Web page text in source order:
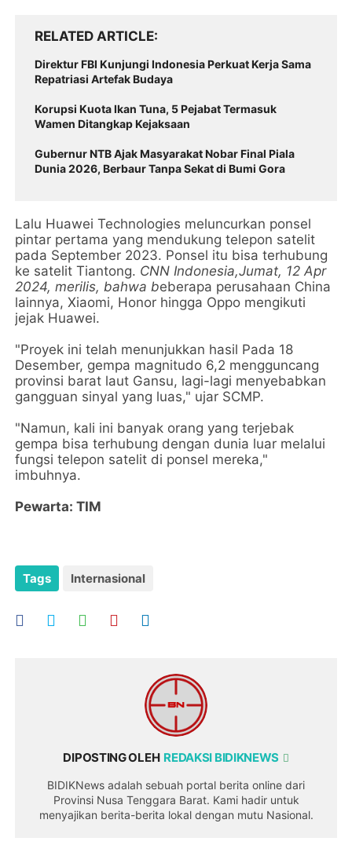
RELATED ARTICLE
Direktur FBI Kunjungi Indonesia Perkuat Kerja Sama
Repatriasi Artefak Budaya
Korupsi Kuota Ikan Tuna, 5 Pejabat Termasuk
Wamen Ditangkap Kejaksaan
Gubernur NTB Ajak Masyarakat Nobar Final Piala
Dunia 2026, Berbaur Tanpa Sekat di Bumi Gora
Lalu Huawei Technologies meluncurkan ponsel
pintar pertama yang mendukung telepon satelit
pada September 2023. Ponsel itu bisa terhubung
ke satelit Tiantong. CNN Indonesia,Jumat, 12 Apr
2024, merilis, bahwa beberapa perusahaan China
lainnya, Xiaomi, Honor hingga Oppo mengikuti
jejak Huawei.
"Proyek ini telah menunjukkan hasil Pada 18
Desember, gempa magnitudo 6,2 mengguncang
provinsi barat laut Gansu, lagi-lagi menyebabkan
gangguan sinyal yang luas," ujar SCMP.
"Namun, kali ini banyak orang yang terjebak
gempa bisa terhubung dengan dunia luar melalui
fungsi telepon satelit di ponsel mereka,"
imbuhnya.
Pewarta: TIM
Tags Internasional
DIPOSTING OLEH REDAKSI BIDIKNEWS
BIDIKNews adalah sebuah portal berita online dari
Provinsi Nusa Tenggara Barat. Kami hadir untuk
menyajikan berita-berita lokal dengan mutu Nasional.